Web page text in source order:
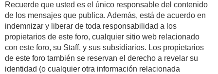
Recuerde que usted es el único responsable del contenido
de los mensajes que publica. Además, está de acuerdo en
indemnizar y liberar de toda responsabilidad a los
propietarios de este foro, cualquier sitio web relacionado
con este foro, su Staff, y sus subsidiarios. Los propietarios
de este foro también se reservan el derecho a revelar su
identidad (o cualquier otra información relacionada